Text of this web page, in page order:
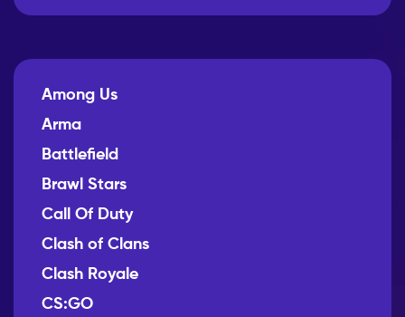
Among Us
Arma
Battlefield
Brawl Stars
Call Of Duty
Clash of Clans
Clash Royale
CS:GO